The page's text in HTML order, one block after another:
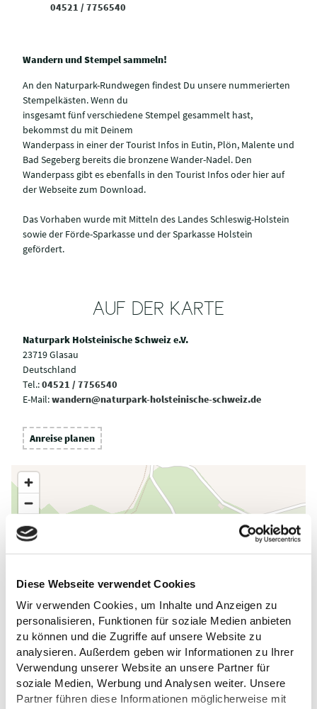
Diese Webseite verwendet Cookies
Wir verwenden Cookies, um Inhalte und Anzeigen zu
personalisieren, Funktionen für soziale Medien anbieten
zu können und die Zugriffe auf unsere Website zu
analysieren. Außerdem geben wir Informationen zu Ihrer
Verwendung unserer Website an unsere Partner für
soziale Medien, Werbung und Analysen weiter. Unsere
Partner führen diese Informationen möglicherweise mit
04521 / 7756540
Wandern und Stempel sammeln!
An den Naturpark-Rundwegen findest Du unsere nummerierten
Stempelkästen. Wenn du
insgesamt fünf verschiedene Stempel gesammelt hast,
bekommst du mit Deinem
Wanderpass in einer der Tourist Infos in Eutin, Plön, Malente und
Bad Segeberg bereits die bronzene Wander-Nadel. Den
Wanderpass gibt es ebenfalls in den Tourist Infos oder hier auf
der Webseite zum Download.
Das Vorhaben wurde mit Mitteln des Landes Schleswig-Holstein
sowie der Förde-Sparkasse und der Sparkasse Holstein
gefördert.
AUF DER KARTE
Naturpark Holsteinische Schweiz e.V.
23719 Glasau
Deutschland
Tel.:04521 / 7756540
E-Mail:wandern@naturpark-holsteinische-schweiz.de
Anreise planen